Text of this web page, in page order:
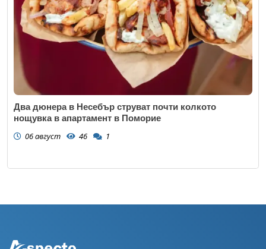
Два дюнера в Несебър струват почти колкото
нощувка в апартамент в Поморие
06 август 46 1